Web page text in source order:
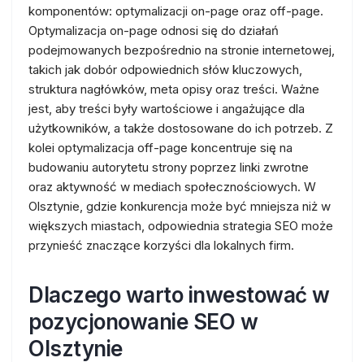
komponentów: optymalizacji on-page oraz off-page.
Optymalizacja on-page odnosi się do działań
podejmowanych bezpośrednio na stronie internetowej,
takich jak dobór odpowiednich słów kluczowych,
struktura nagłówków, meta opisy oraz treści. Ważne
jest, aby treści były wartościowe i angażujące dla
użytkowników, a także dostosowane do ich potrzeb. Z
kolei optymalizacja off-page koncentruje się na
budowaniu autorytetu strony poprzez linki zwrotne
oraz aktywność w mediach społecznościowych. W
Olsztynie, gdzie konkurencja może być mniejsza niż w
większych miastach, odpowiednia strategia SEO może
przynieść znaczące korzyści dla lokalnych firm.
Dlaczego warto inwestować w
pozycjonowanie SEO w
Olsztynie